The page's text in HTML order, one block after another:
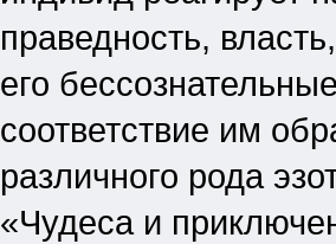
праведность,
его
соответствие им
различного рода
«Чудеса и